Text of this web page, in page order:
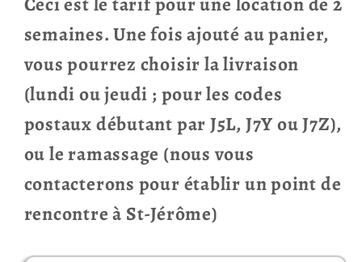
semaines. Une fois ajouté au panier,
vous pourrez choisir la livraison
(lundi ou jeudi ; pour les codes
postaux débutant par J5L, J7Y ou J7Z),
ou le ramassage (nous vous
contacterons pour établir un point de
rencontre à St-Jérôme)